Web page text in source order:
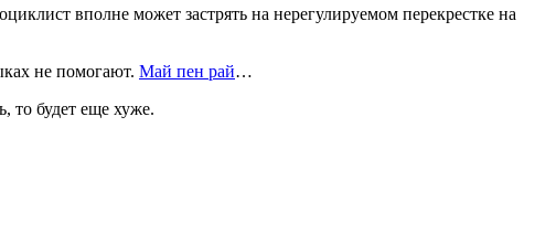
вполне может застрять на нерегулируемом перекрестке на
не помогают. Май пен рай…
то будет еще хуже.